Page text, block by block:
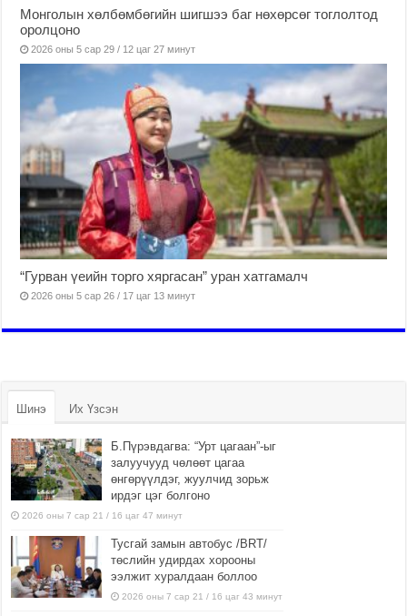
Монголын хөлбөмбөгийн шигшээ баг нөхөрсөг тоглолтод
оролцоно
2026 оны 5 сар 29 / 12 цаг 27 минут
“Гурван үеийн торго хяргасан” уран хатгамалч
2026 оны 5 сар 26 / 17 цаг 13 минут
Шинэ Их Үзсэн
Б.Пүрэвдагва: “Урт цагаан”-ыг
залуучууд чөлөөт цагаа
өнгөрүүлдэг, жуулчид зорьж
ирдэг цэг болгоно
2026 оны 7 сар 21 / 16 цаг 47 минут
Тусгай замын автобус /BRT/
төслийн удирдах хорооны
ээлжит хуралдаан боллоо
2026 оны 7 сар 21 / 16 цаг 43 минут